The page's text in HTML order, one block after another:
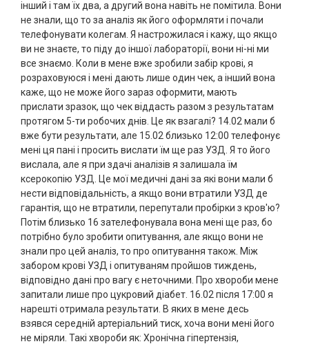
інший і там їх два, а другий вона навіть не помітила. Вони
не знали, що то за аналіз як його оформляти і почали
телефонувати колегам. Я настрожилася і кажу, що якщо
ви не знаєте, то піду до іншої лабораторії, вони ні-ні ми
все знаємо. Коли в мене вже зробили забір крові, я
розраховуюся і мені дають лише один чек, а інший вона
каже, що не може його зараз оформити, мають
прислати зразок, що чек віддасть разом з результатам
протягом 5-ти робочих днів. Це як взагалі? 14.02 мали б
вже бути результати, але 15.02 близько 12:00 телефонує
мені ця пані і просить вислати їм ще раз УЗД. Я то його
вислала, але я при здачі аналізів я залишала їм
ксерокопію УЗД. Це мої медичні дані за які вони мали б
нести відповідальність, а якщо вони втратили УЗД де
гарантія, що не втратили, перепутали пробірки з кров'ю?
Потім близько 16 зателефонувала вона мені ще раз, бо
потрібно було зробити опитування, але якщо вони не
знали про цей аналіз, то про опитування також. Між
забором крові УЗД і опитуваням пройшов тиждень,
відповідно дані про вагу є неточними. Про хвороби мене
запитали лише про цукровий діабет. 16.02 після 17:00 я
нарешті отримала результати. В яких в мене десь
взявся середній артеріальний тиск, хоча вони мені його
не міряли. Такі хвороби як: Хронічна гіпертензія,